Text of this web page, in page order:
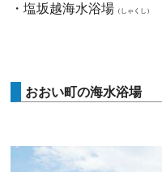
・塩坂越海水浴場 （しゃくし）
おおい町の海水浴場